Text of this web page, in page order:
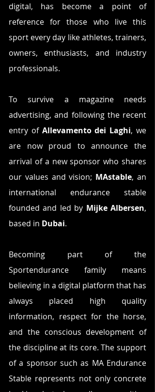
digital, has become a point of
reference for those who live this
sport every day like athletes, trainers,
owners, enthusiasts, and industry
professionals.
To survive a magazine needs
advertising, and following the recent
entry of Allevamento dei Laghi, we
are now proud to announce the
arrival of a new sponsor who shares
our values and vision; MAstable, an
international endurance stable
founded and led by Mijke Albersen,
based in Dubai.
Becoming part of the
Sportendurance family means
believing in a digital platform that has
always placed high quality
information, respect for the horse,
and the conscious development of
the discipline at its core. The support
of a sponsor such as MA Endurance
Stable represents not only concrete